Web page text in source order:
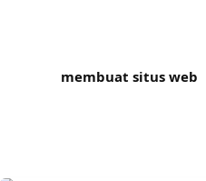
membuat situs web